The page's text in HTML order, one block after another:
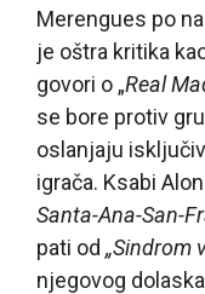
Merengues po
je oštra kritika
govori o „Real
se bore protiv
oslanjaju
igrača. Ksabi
Santa-Ana-San-
pati od „Sindrom
njegovog